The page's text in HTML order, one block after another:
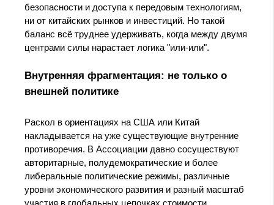
безопасности и доступа к передовым технологиям,
ни от китайских рынков и инвестиций. Но такой
баланс всё труднее удерживать, когда между двумя
центрами силы нарастает логика "или-или".
Внутренняя фрагментация: не только о
внешней политике
Раскол в ориентациях на США или Китай
накладывается на уже существующие внутренние
противоречия. В Ассоциации давно сосуществуют
авторитарные, полудемократические и более
либеральные политические режимы, различные
уровни экономического развития и разный масштаб
участия в глобальных цепочках стоимости.